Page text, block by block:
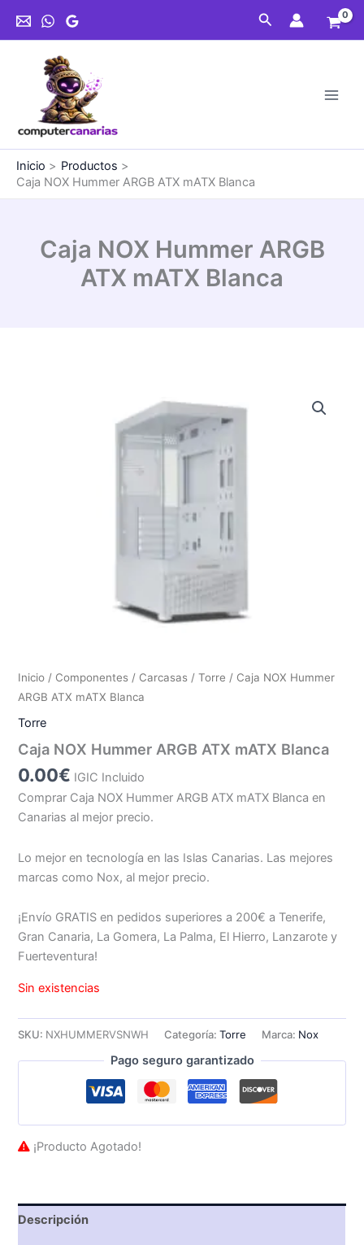
Buscar
Inicio
Productos
Caja NOX Hummer ARGB ATX mATX Blanca
Caja NOX Hummer ARGB
ATX mATX Blanca
Inicio / Componentes / Carcasas /Torre / Caja NOX Hummer
ARGB ATX mATX Blanca
Torre
Caja NOX Hummer ARGB ATX mATX Blanca
0.00€ IGIC Incluido
Comprar Caja NOX Hummer ARGB ATX mATX Blanca en
Canarias al mejor precio.
Lo mejor en tecnología en las Islas Canarias. Las mejores
marcas como Nox, al mejor precio.
¡Envío GRATIS en pedidos superiores a 200€ a Tenerife,
Gran Canaria, La Gomera, La Palma, El Hierro, Lanzarote y
Fuerteventura!
Sin existencias
SKU: NXHUMMERVSNWH Categoría:Torre Marca: Nox
Pago seguro garantizado
¡Producto Agotado!
Descripción